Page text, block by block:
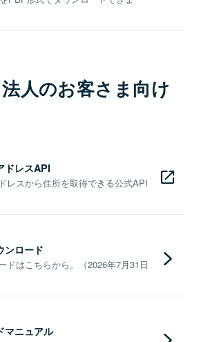
人のお客さま向け
ドレスAPI
レスから住所を取得できる公式API
ンロード
ドはこちらから。（2026年7月31日
マニュアル